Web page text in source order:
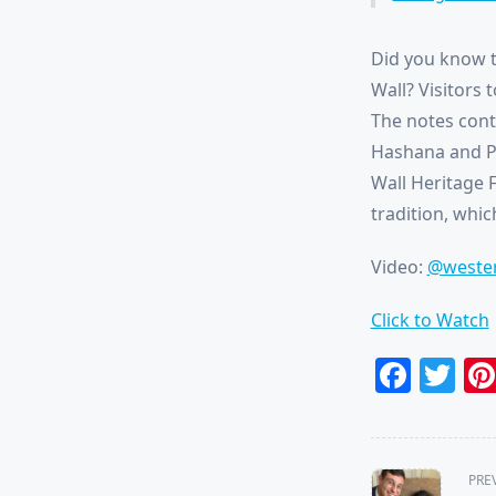
Did you know
Wall? Visitors
The notes
Hashana and
Wall Heritage
tradition,
Video:
Click to Watch
<span